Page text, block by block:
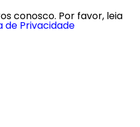
conosco. Por favor, leia
de Privacidade